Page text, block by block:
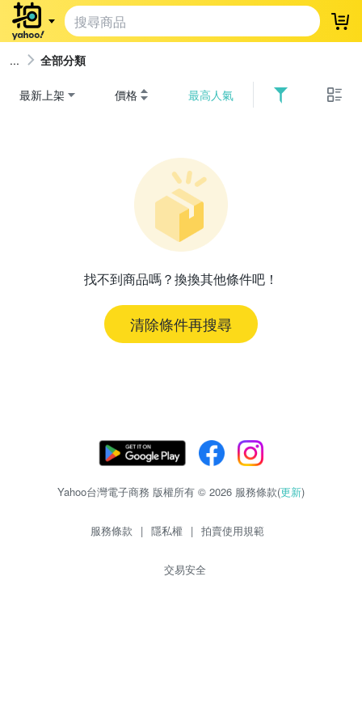
登
全部分類
最新上架 價格 最高人氣
找不到商品嗎？換換其他條件吧！
清除條件再搜尋
Yahoo台灣電子商務 版權所有 © 2026 服務條款(更新)
服務條款 | 隱私權 | 拍賣使用規範
交易安全